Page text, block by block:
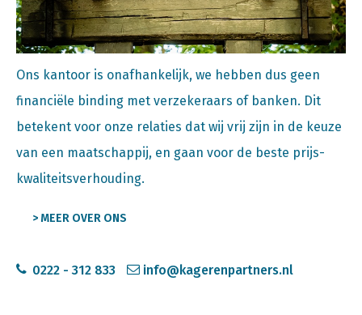
Ons kantoor is onafhankelijk, we hebben dus geen
financiële binding met verzekeraars of banken. Dit
betekent voor onze relaties dat wij vrij zijn in de keuze
van een maatschappij, en gaan voor de beste prijs-
kwaliteitsverhouding.
> MEER OVER ONS
0222 - 312 833 info@kagerenpartners.nl